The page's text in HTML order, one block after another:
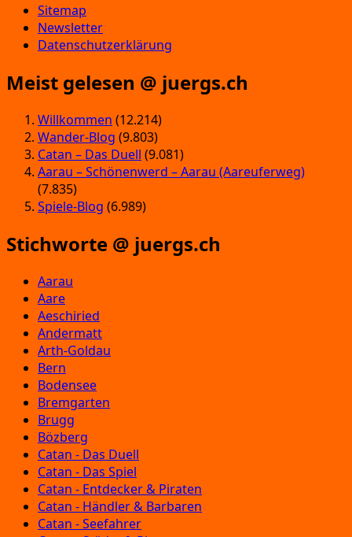
Sitemap
Newsletter
Datenschutzerklärung
Meist gelesen @ juergs.ch
Willkommen (12.214)
Wander-Blog (9.803)
Catan – Das Duell (9.081)
Aarau – Schönenwerd – Aarau (Aareuferweg)
(7.835)
Spiele-Blog (6.989)
Stichworte @ juergs.ch
Aarau
Aare
Aeschiried
Andermatt
Arth-Goldau
Bern
Bodensee
Bremgarten
Brugg
Bözberg
Catan - Das Duell
Catan - Das Spiel
Catan - Entdecker & Piraten
Catan - Händler & Barbaren
Catan - Seefahrer